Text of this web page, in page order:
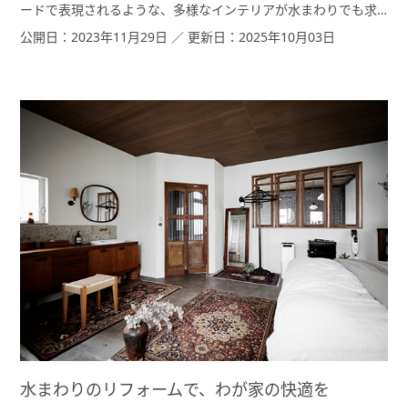
ードで表現されるような、多様なインテリアが水まわりでも求
められるようになってきています。そうした昨今のトレンドに
公開日：2023年11月29日 ／ 更新日：2025年10月03日
水まわりのリフォームで、わが家の快適を